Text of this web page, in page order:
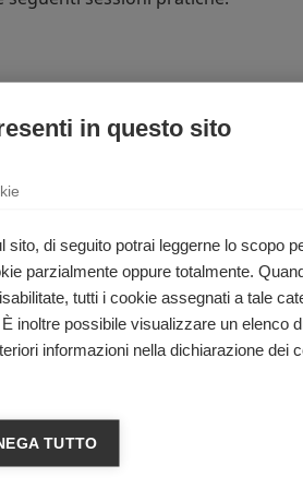
Duty To Respond in lingua
+ eCard).
in questo sito
di seguito potrai leggerne lo scopo
parzialmente oppure totalmente.
tutti i cookie assegnati a tale
inoltre possibile visualizzare un elenco
informazioni nella dichiarazione dei
TUTTO